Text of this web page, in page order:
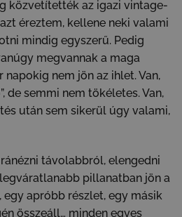
közvetítették az igazi vintage-
éreztem, kellene neki valami
mindig egyszerű. Pedig
megvannak a maga
napokig nem jön az ihlet. Van,
de semmi nem tökéletes. Van,
után sem sikerül úgy valami,
távolabbról, elengedni
pillanatban jön a
egy apróbb részlet, egy másik
összeáll… minden egyes